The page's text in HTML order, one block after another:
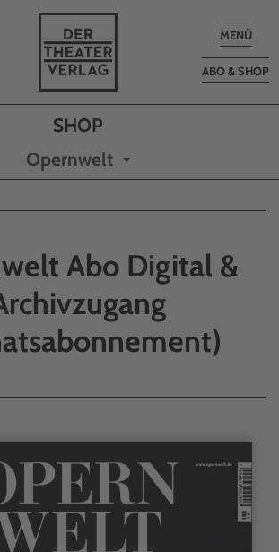
Toggle
MENÜ
ABO & SHOP
Opernwelt
Abo Digital &